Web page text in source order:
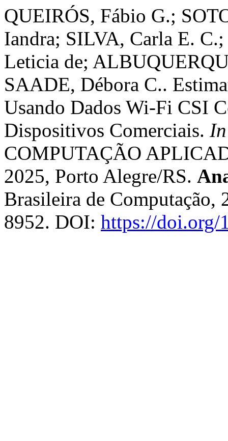
QUEIRÓS, Fábio G.;
Iandra; SILVA, Carla E.
Leticia de;
SAADE, Débora C..
Usando Dados Wi-Fi CSI
Dispositivos Comerciais. In
COMPUTAÇÃO
2025, Porto Alegre/RS.
Brasileira de
8952. DOI: https://doi.org/